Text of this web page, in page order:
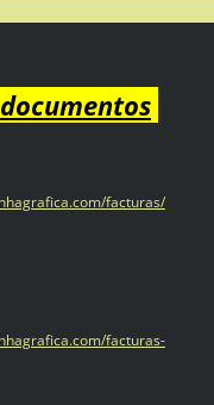
facturas/
facturas-